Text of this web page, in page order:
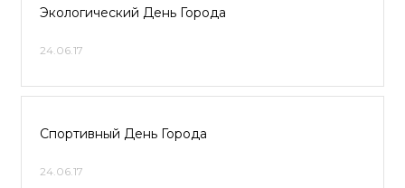
Экологический День Города
24.06.17
Спортивный День Города
24.06.17